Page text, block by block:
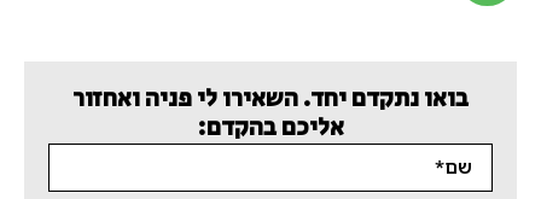
בואו נתקדם יחד. השאירו לי פניה ואחזור
אליכם בהקדם: